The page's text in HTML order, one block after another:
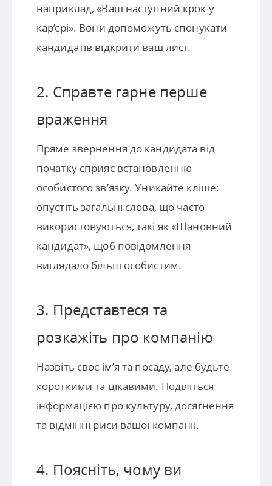
наприклад, «Ваш наступний крок у
кар’єрі». Вони допоможуть спонукати
кандидатів відкрити ваш лист.
2. Справте гарне перше
враження
Пряме звернення до кандидата від
початку сприяє встановленню
особистого зв’язку. Уникайте кліше:
опустіть загальні слова, що часто
використовуються, такі як «Шановний
кандидат», щоб повідомлення
виглядало більш особистим.
3. Представтеся та
розкажіть про компанію
Назвіть своє ім’я та посаду, але будьте
короткими та цікавими. Поділіться
інформацією про культуру, досягнення
та відмінні риси вашої компанії.
4. Поясніть, чому ви